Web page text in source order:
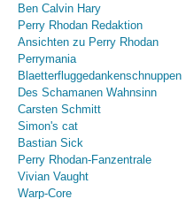
Ben Calvin Hary
Perry Rhodan Redaktion
Ansichten zu Perry Rhodan
Perrymania
Blaetterfluggedankenschnuppen
Des Schamanen Wahnsinn
Carsten Schmitt
Simon's cat
Bastian Sick
Perry Rhodan-Fanzentrale
Vivian Vaught
Warp-Core